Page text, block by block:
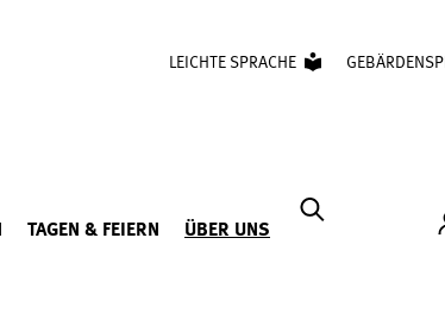
LEICHTE SPRACHE
TAGEN & FEIERN ÜBER UNS